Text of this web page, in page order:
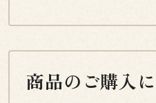
商品のご購入